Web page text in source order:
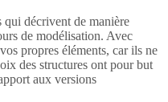
décrivent de manière
de modélisation. Avec
propres éléments, car ils ne
des structures ont pour but
aux versions